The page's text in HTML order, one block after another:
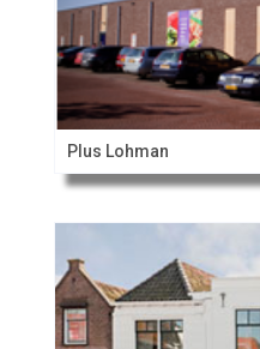
Plus Lohman